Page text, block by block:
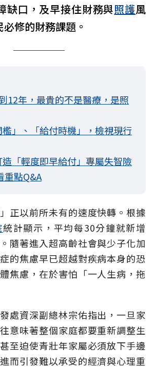
缺口，及早接住財務與照護風
修的財務課題。
12年，最貴的不是醫療，是照
」、「給付時機」，檢視現行
「輕度即早給付」專屬失智險
重點Q&A
正以前所未有的速度快轉。根據
統計顯示，平均每30分鐘就新增
隨著進入超高齡社會與少子化加
的焦慮早已超越對疾病本身的恐
焦慮，在於害怕「一人生病，拖
處資深副總林宗佑指出，一旦家
意味著整個家庭都要重新調整生
至迫使青壯年家屬必須放下手邊
而引發難以承受的經濟與心理重